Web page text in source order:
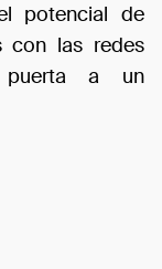
potencial de
con las redes
puerta a un